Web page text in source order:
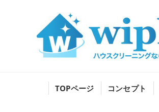
TOPページ コンセプト